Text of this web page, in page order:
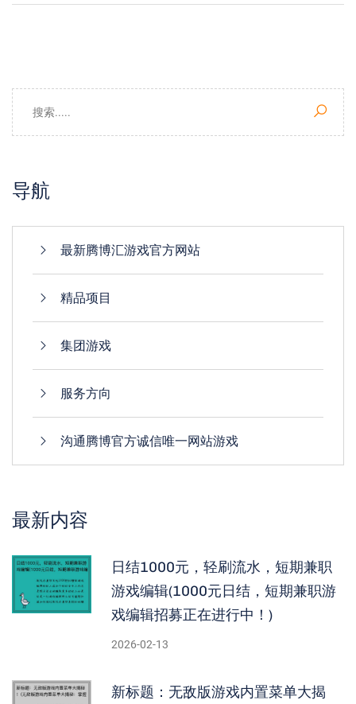
导航
最新腾博汇游戏官方网站
精品项目
集团游戏
服务方向
沟通腾博官方诚信唯一网站游戏
最新内容
日结1000元，轻刷流水，短期兼职
游戏编辑(1000元日结，短期兼职游
戏编辑招募正在进行中！)
2026-02-13
新标题：无敌版游戏内置菜单大揭